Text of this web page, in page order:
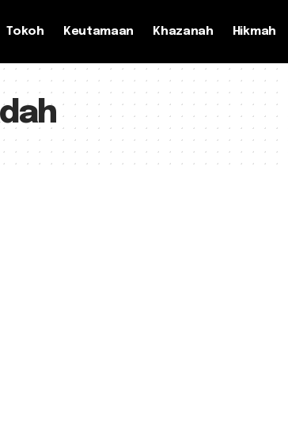
Tokoh Keutamaan Khazanah Hikmah